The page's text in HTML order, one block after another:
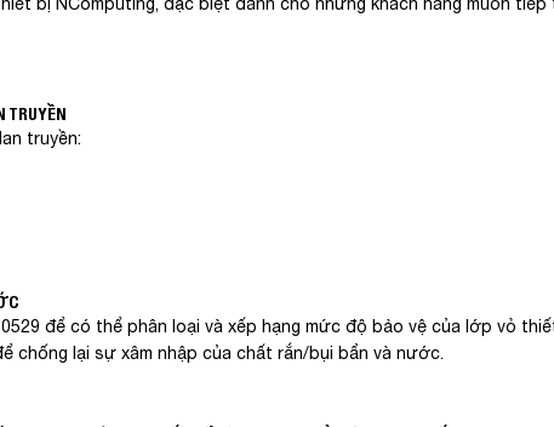
TRUYỀN
truyền:
để có thể phân loại và xếp hạng mức độ bảo vệ của lớp vỏ
chống lại sự xâm nhập của chất rắn/bụi bẩn và nước.